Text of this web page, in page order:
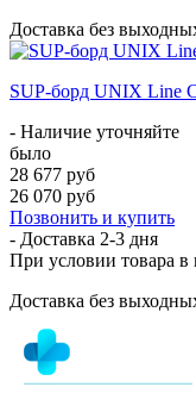
Доставка без
SUP-борд UNIX Line
- Наличие уточняйте
было
28 677 руб
26 070 руб
Позвонить и купить
- Доставка 2-3 дня
При условии товара в
Доставка без